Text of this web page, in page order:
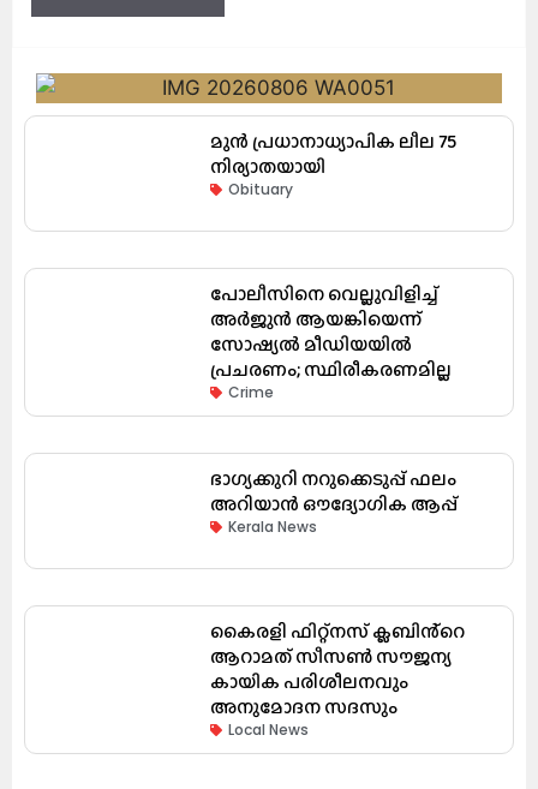
മുൻ പ്രധാനാധ്യാപിക ലീല 75
നിര്യാതയായി
Obituary
പോലീസിനെ വെല്ലുവിളിച്ച്
അർജുൻ ആയങ്കിയെന്ന്
സോഷ്യൽ മീഡിയയിൽ
പ്രചരണം; സ്ഥിരീകരണമില്ല
Crime
ഭാഗ്യക്കുറി നറുക്കെടുപ്പ് ഫലം
അറിയാൻ ഔദ്യോഗിക ആപ്പ്
Kerala News
കൈരളി ഫിറ്റ്നസ് ക്ലബിൻ്റെ
ആറാമത് സീസൺ സൗജന്യ
കായിക പരിശീലനവും
അനുമോദന സദസും
Local News